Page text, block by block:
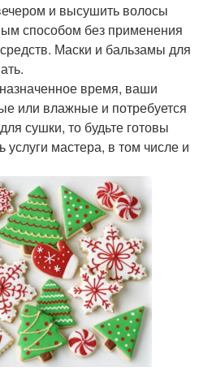
и высушить волосы
способом без применения
Маски и бальзамы для
время, ваши
или влажные и потребуется
сушки, то будьте готовы
услуги мастера, в том числе и